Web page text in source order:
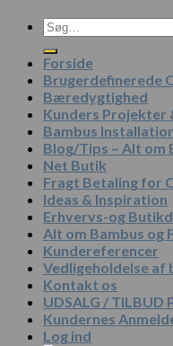
Søg
efter:
Forside
Brugerdefinerede
Bæredygtighed
Kunders Projekter
Bambus
Blog/Tips – Alt om
Net Butik
Fragt Betaling for
Ideas & Inspiration
Erhvervs-og
Alt om Bambus og
Kundereferencer
Vedligeholdelse af
Kontakt os
UDSALG / TILBUD
Kundernes
Log ind